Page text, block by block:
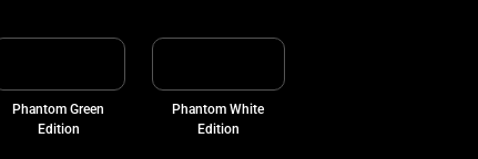
Phantom Green
Edition
Phantom White
Edition